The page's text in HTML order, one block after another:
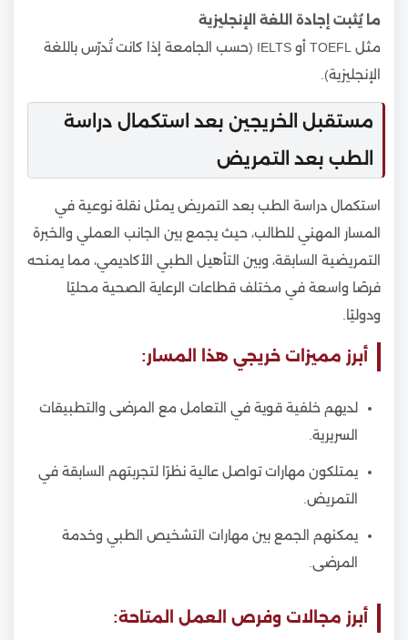
ما يُثبت إجادة اللغة الإنجليزية
مثل TOEFL أو IELTS (حسب الجامعة إذا كانت تُدرّس باللغة
الإنجليزية).
مستقبل الخريجين بعد استكمال دراسة
الطب بعد التمريض
استكمال دراسة الطب بعد التمريض يمثل نقلة نوعية في
المسار المهني للطالب، حيث يجمع بين الجانب العملي والخبرة
التمريضية السابقة، وبين التأهيل الطبي الأكاديمي، مما يمنحه
فرصًا واسعة في مختلف قطاعات الرعاية الصحية محليًا
ودوليًا.
أبرز مميزات خريجي هذا المسار:
لديهم خلفية قوية في التعامل مع المرضى والتطبيقات
السريرية.
يمتلكون مهارات تواصل عالية نظرًا لتجربتهم السابقة في
التمريض.
يمكنهم الجمع بين مهارات التشخيص الطبي وخدمة
المرضى.
أبرز مجالات وفرص العمل المتاحة: